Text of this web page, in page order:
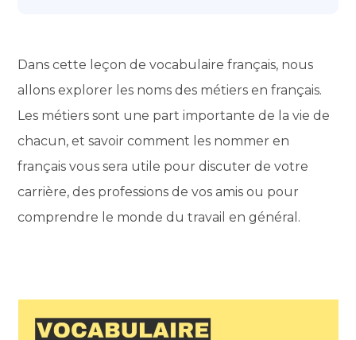
Dans cette leçon de vocabulaire français, nous
allons explorer les noms des métiers en français.
Les métiers sont une part importante de la vie de
chacun, et savoir comment les nommer en
français vous sera utile pour discuter de votre
carrière, des professions de vos amis ou pour
comprendre le monde du travail en général.